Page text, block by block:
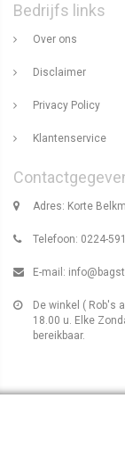
Bedrijfs links
Over ons
Disclaimer
Privacy Policy
Klantenservice
Adres: Korte
Telefoon: 0224-
E-mail:
De winkel ( Rob's
18.00 u. Elke
bereikbaar.